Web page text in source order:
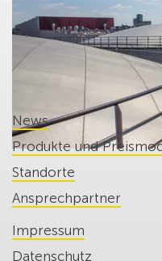
News
Produkte und
Standorte
Ansprechpartner
Impressum
Datenschutz